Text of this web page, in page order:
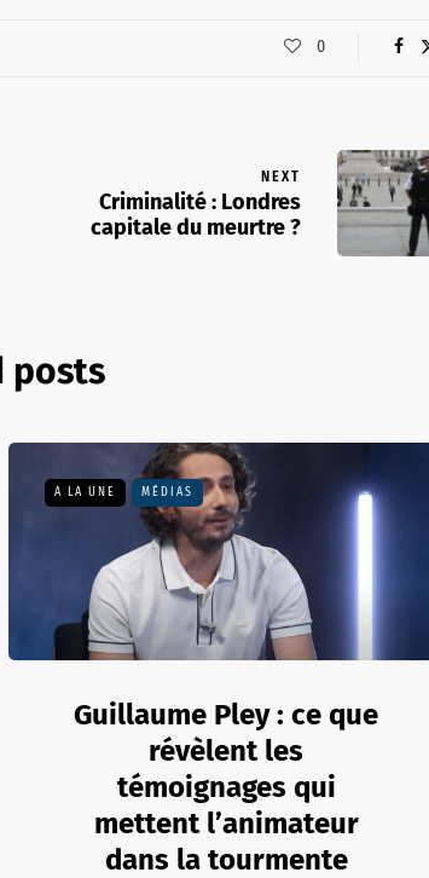
0
NEXT
Criminalité : Londres
capitale du meurtre ?
posts
A LA UNE MÉDIAS
Guillaume Pley : ce que
révèlent les
témoignages qui
mettent l’animateur
dans la tourmente